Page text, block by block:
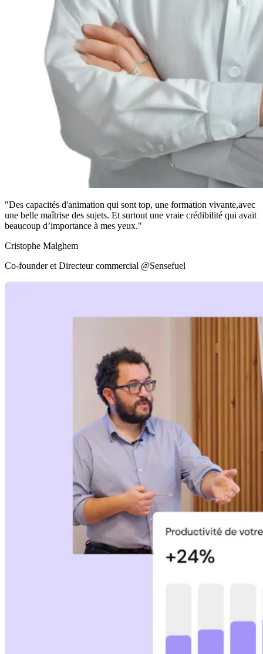
"Des capacités d'animation qui sont top, une formation vivante,avec
une belle maîtrise des sujets. Et surtout une vraie crédibilité qui avait
beaucoup d’importance à mes yeux."
Cristophe Malghem
Co-founder et Directeur commercial @Sensefuel